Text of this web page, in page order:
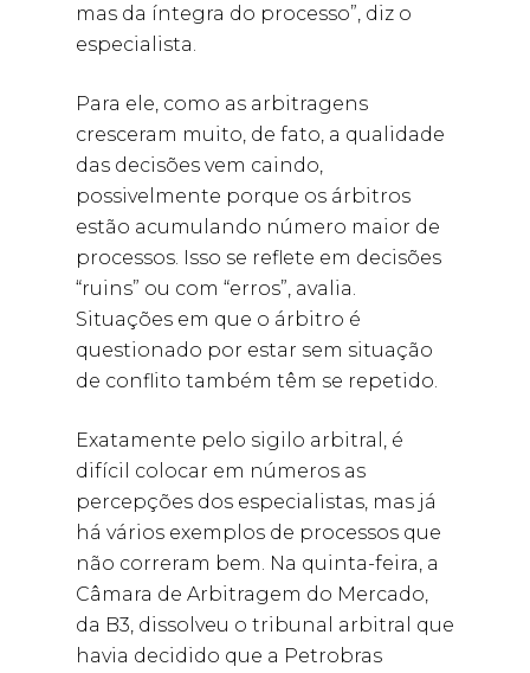
mas da íntegra do processo”, diz o
especialista.
Para ele, como as arbitragens
cresceram muito, de fato, a qualidade
das decisões vem caindo,
possivelmente porque os árbitros
estão acumulando número maior de
processos. Isso se reflete em decisões
“ruins” ou com “erros”, avalia.
Situações em que o árbitro é
questionado por estar sem situação
de conflito também têm se repetido.
Exatamente pelo sigilo arbitral, é
difícil colocar em números as
percepções dos especialistas, mas já
há vários exemplos de processos que
não correram bem. Na quinta-feira, a
Câmara de Arbitragem do Mercado,
da B3, dissolveu o tribunal arbitral que
havia decidido que a Petrobras